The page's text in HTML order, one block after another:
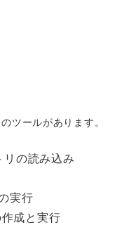
ツールがあります。
の読み込み
実行
成と実行